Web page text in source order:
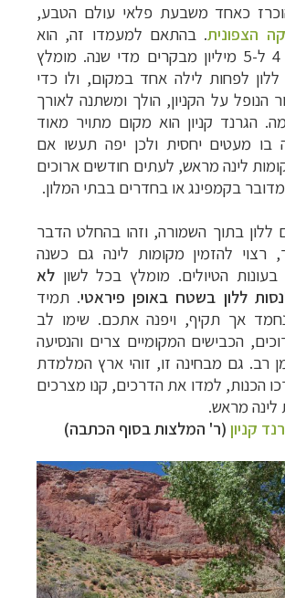
כאחד משבעת פלאי עולם הטבע,
הצפונית. בהתאם למעמדו זה, הוא
מומלץ
לפחות לילה אחד במקום, ולו כדי
הנופל על הקניון, הולך ומשתנה לאורך
הגרנד קניון הוא מקום מתויר מאוד
בו מעטים יחסית ולכן יפה תעשו אם
לינה מראש, לעתים חודשים ארוכים
בקמפינג או בחדרים בבתי המלון.
בתוך השמורה, וזהו בהחלט הדבר
רצוי להזמין מקומות לינה גם כשנה
הטיולים. מומלץ בכל לשון לא
ללון בשטח באופן פיראטי. תמיד
נחמד אך תקיף, ויפנה אתכם. שימו לב
הכבישים המקומיים צרים והנסיעה
רב. גם מבחינה זו, זוהי ארץ המלמדת
הכנות, למדו את הדרכים, קנו מצרכים
לינה מראש.
קניון (ר' המלצות בסוף הכתבה)